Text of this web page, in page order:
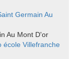
Germain Au
Au Mont D'or
école Villefranche